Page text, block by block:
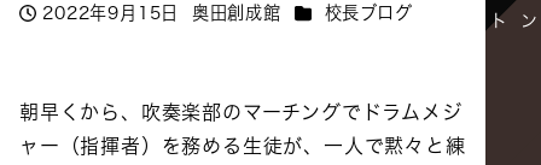
投稿日
2022年9月15日
著
奥田創成館 カテゴリー
校長ブログ
朝早くから、吹奏楽部のマーチングでドラムメジ
ャー（指揮者）を務める生徒が、一人で黙々と練